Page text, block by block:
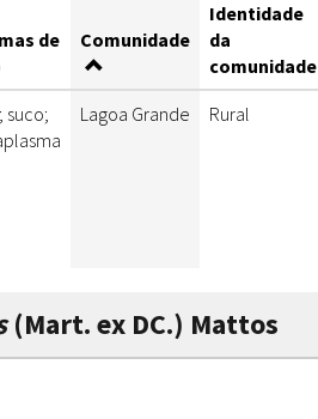
de
Comunidade
Identidade
da
comunidade
suco;
Lagoa Grande Rural
(Mart. ex DC.) Mattos